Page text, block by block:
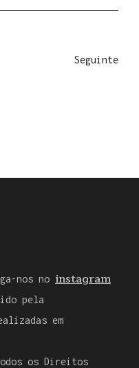
Seguinte
nos no instagram
pela
em
os Direitos